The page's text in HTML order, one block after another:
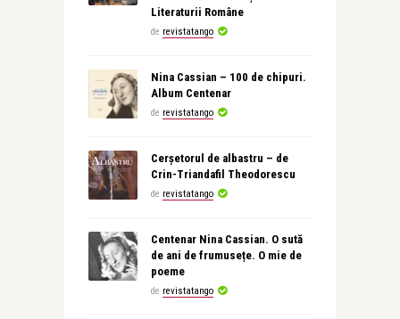
Literaturii Române
de revistatango
Nina Cassian – 100 de chipuri.
Album Centenar
de revistatango
Cerșetorul de albastru – de
Crin-Triandafil Theodorescu
de revistatango
Centenar Nina Cassian. O sută
de ani de frumusețe. O mie de
poeme
de revistatango